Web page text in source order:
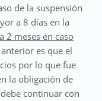
de la suspensión
a 8 días en la
2 meses en caso
es que el
por lo que fue
la obligación de
continuar con